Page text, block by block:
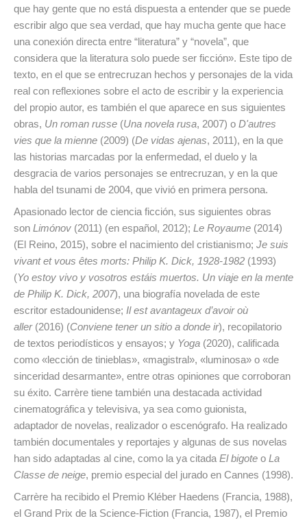
que hay gente que no está dispuesta a entender que se puede
escribir algo que sea verdad, que hay mucha gente que hace
una conexión directa entre “literatura” y “novela”, que
considera que la literatura solo puede ser ficción». Este tipo de
texto, en el que se entrecruzan hechos y personajes de la vida
real con reflexiones sobre el acto de escribir y la experiencia
del propio autor, es también el que aparece en sus siguientes
obras, Un roman russe (Una novela rusa, 2007) o D'autres
vies que la mienne (2009) (De vidas ajenas, 2011), en la que
las historias marcadas por la enfermedad, el duelo y la
desgracia de varios personajes se entrecruzan, y en la que
habla del tsunami de 2004, que vivió en primera persona.
Apasionado lector de ciencia ficción, sus siguientes obras
son Limónov (2011) (en español, 2012); Le Royaume (2014)
(El Reino, 2015), sobre el nacimiento del cristianismo; Je suis
vivant et vous êtes morts: Philip K. Dick, 1928-1982 (1993)
(Yo estoy vivo y vosotros estáis muertos. Un viaje en la mente
de Philip K. Dick, 2007), una biografía novelada de este
escritor estadounidense; Il est avantageux d’avoir où
aller(2016) (Conviene tener un sitio a donde ir), recopilatorio
de textos periodísticos y ensayos; y Yoga (2020), calificada
como «lección de tinieblas», «magistral», «luminosa» o «de
sinceridad desarmante», entre otras opiniones que corroboran
su éxito. Carrère tiene también una destacada actividad
cinematográfica y televisiva, ya sea como guionista,
adaptador de novelas, realizador o escenógrafo. Ha realizado
también documentales y reportajes y algunas de sus novelas
han sido adaptadas al cine, como la ya citada El bigote o La
Classe de neige, premio especial del jurado en Cannes (1998).
Carrère ha recibido el Premio Kléber Haedens (Francia, 1988),
el Grand Prix de la Science-Fiction (Francia, 1987), el Premio